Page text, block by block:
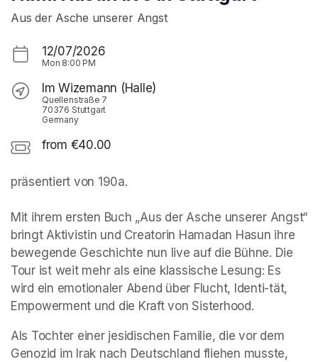
Aus der Asche unserer Angst
12/07/2026
Mon 8:00 PM
Im Wizemann (Halle)
Quellenstraße 7
70376 Stuttgart
Germany
from €40.00
präsentiert von 190a.
Mit ihrem ersten Buch „Aus der Asche unserer Angst“
bringt Aktivistin und Creatorin Hamadan Hasun ihre
bewegende Geschichte nun live auf die Bühne. Die
Tour ist weit mehr als eine klassische Lesung: Es
wird ein emotionaler Abend über Flucht, Identi-tät,
Empowerment und die Kraft von Sisterhood.
Als Tochter einer jesidischen Familie, die vor dem
Genozid im Irak nach Deutschland fliehen musste,